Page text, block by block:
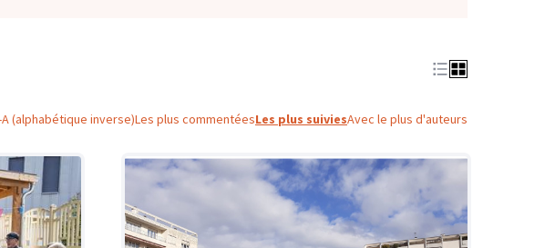
A (alphabétique inverse)Les plus commentéesLes plus suiviesAvec le plus d'auteurs